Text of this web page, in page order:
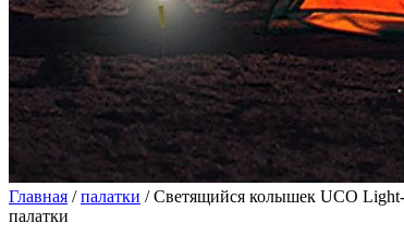
Главная / палатки / Светящийся колышек UCO Light-
палатки